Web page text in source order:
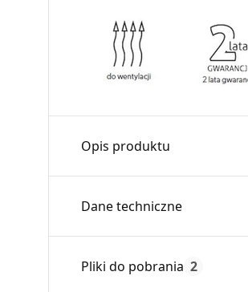
Opis produktu
prostokątne.
Dane techniczne
Max. temperatura:
Pliki do pobrania 2